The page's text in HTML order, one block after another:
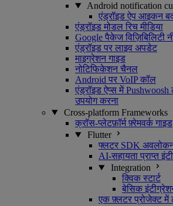
Android notification
एंड्रॉइड ऐप आइकन
एंड्रॉइड मोडल रिच मीडिया
Google पैकेज विज़िबिलिटी
एंड्रॉइड पर लाइव अपडेट
माइग्रेशन गाइड
नोटिफिकेशन चैनल
Android पर VoIP कॉल
एंड्रॉइड ऐप्स में
उपयोग करना
Cross-platform Frameworks
क्रॉस-प्लेटफ़ॉर्म फ़्रेमवर्क गाइड
Flutter
फ्लटर SDK
AI-सहायता प्राप्त
Integration
क्विक स्टार्ट
बेसिक
एक फ़्लटर प्रोजेक्ट में